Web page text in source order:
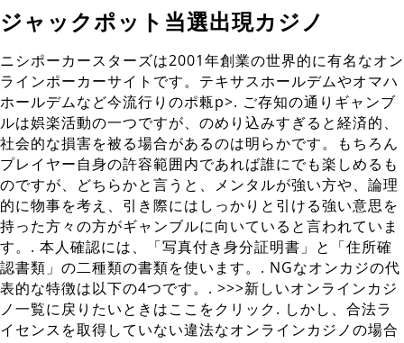
ジャックポット当選出現カジノ
ニシポーカースターズは2001年創業の世界的に有名なオン
ラインポーカーサイトです。テキサスホールデムやオマハ
ホールデムなど今流行りのポ㼯p>. ご存知の通りギャンブ
ルは娯楽活動の一つですが、のめり込みすぎると経済的、
社会的な損害を被る場合があるのは明らかです。もちろん
プレイヤー自身の許容範囲内であれば誰にでも楽しめるも
のですが、どちらかと言うと、メンタルが強い方や、論理
的に物事を考え、引き際にはしっかりと引ける強い意思を
持った方々の方がギャンブルに向いていると言われていま
す。. 本人確認には、「写真付き身分証明書」と「住所確
認書類」の二種類の書類を使います。. NGなオンカジの代
表的な特徴は以下の4つです。. >>>新しいオンラインカジ
ノ一覧に戻りたいときはここをクリック. しかし、合法ラ
イセンスを取得していない違法なオンラインカジノの場合